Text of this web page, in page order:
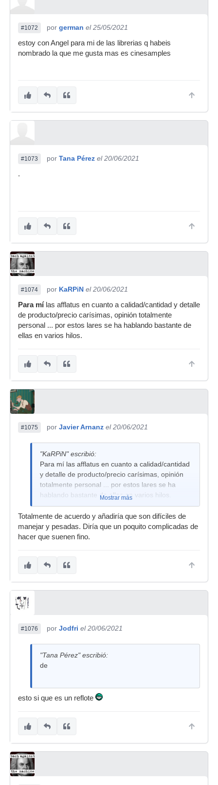
#1072 por german el 25/05/2021
estoy con Angel para mi de las librerias q habeis
nombrado la que me gusta mas es cinesamples
#1073 por Tana Pérez el 20/06/2021
.
#1074 por KaRPiN el 20/06/2021
Para mí las afflatus en cuanto a calidad/cantidad y detalle
de producto/precio carísimas, opinión totalmente
personal ... por estos lares se ha hablando bastante de
ellas en varios hilos.
#1075 por Javier Arnanz el 20/06/2021
"KaRPiN" escribió:
Para mí las afflatus en cuanto a calidad/cantidad
y detalle de producto/precio carísimas, opinión
totalmente personal ... por estos lares se ha
hablando bastante de ellas en varios hilos.
Mostrar más
Totalmente de acuerdo y añadiría que son difíciles de
manejar y pesadas. Diría que un poquito complicadas de
hacer que suenen fino.
#1076 por Jodfri el 20/06/2021
"Tana Pérez" escribió:
de
esto si que es un reflote